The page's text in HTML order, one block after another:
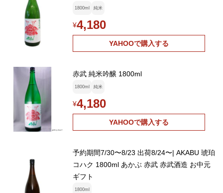
1800ml 純米
¥4,180
YAHOOで購入する
赤武 純米吟醸 1800ml
1800ml 純米
¥4,180
YAHOOで購入する
予約期間7/30〜8/23 出荷8/24〜| AKABU 琥珀
コハク 1800ml あかぶ 赤武 赤武酒造 お中元
ギフト
1800ml